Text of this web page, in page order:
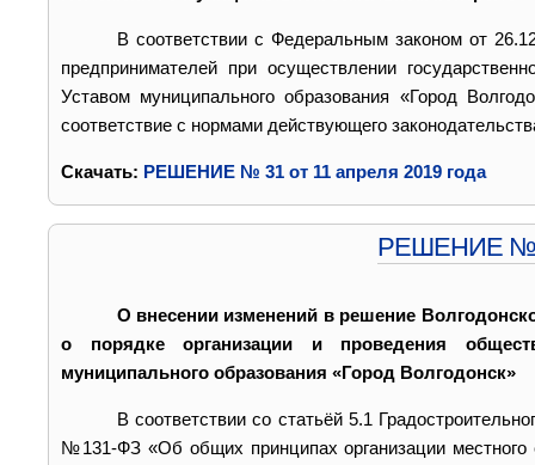
В соответствии с Федеральным законом от
предпринимателей при осуществлении
Уставом муниципального образования «Город
соответствие с нормами действующего
Cкачать: РЕШЕНИЕ № 31 от 11 апреля 2019 года
РЕШЕНИЕ №
О внесении изменений в решение
о порядке организации и проведения
муниципального образования «Город Волгодонск»
В соответствии со статьёй 5.1
№131-ФЗ «Об общих принципах организации